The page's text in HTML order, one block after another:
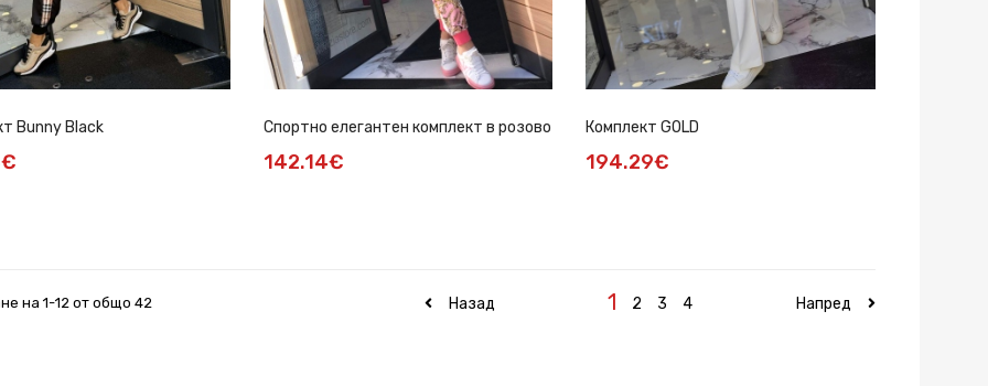
Bunny Black Спортно елегантен комплект в розово
142.14€
Комплект GOLD
194.29€
на 1-12 от общо 42 Назад 1 2 3 4 Напред